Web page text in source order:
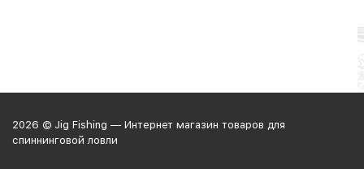
2026 © Jig Fishing — Интернет магазин товаров для
спиннинговой ловли